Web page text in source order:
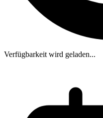
Verfügbarkeit wird geladen...